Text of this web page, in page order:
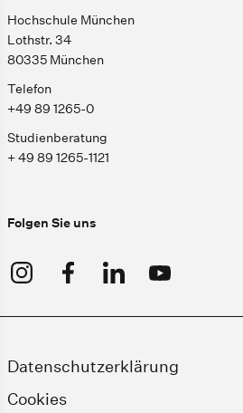
Hochschule München
Lothstr. 34
80335 München
Telefon
+49 89 1265-0
Studienberatung
+ 49 89 1265-1121
Folgen Sie uns
Datenschutzerklärung
Cookies